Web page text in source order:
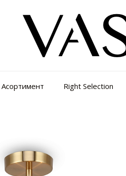
Асортимент Right Selection